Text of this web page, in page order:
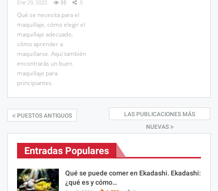
Ene 29, 2022 35 0
Qué se necesita para el
maquillaje, cómo elegir el
maquillaje adecuado,
cómo aprender a
maquillarse. Aquí también
encontrarás un buen
maquillaje para
principiantes.
PUESTOS ANTIGUOS
LAS PUBLICACIONES MÁS
NUEVAS
Entradas Populares
Qué se puede comer en Ekadashi. Ekadashi:
¿qué es y cómo…